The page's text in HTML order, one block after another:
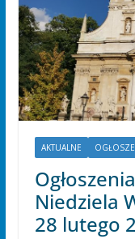
AKTUALNE
Niedziela
28 lutego